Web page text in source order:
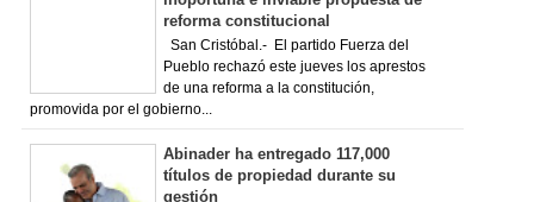
reforma constitucional
San Cristóbal.- El partido Fuerza del
Pueblo rechazó este jueves los aprestos
de una reforma a la constitución,
promovida por el gobierno...
Abinader ha entregado 117,000
títulos de propiedad durante su
gestión